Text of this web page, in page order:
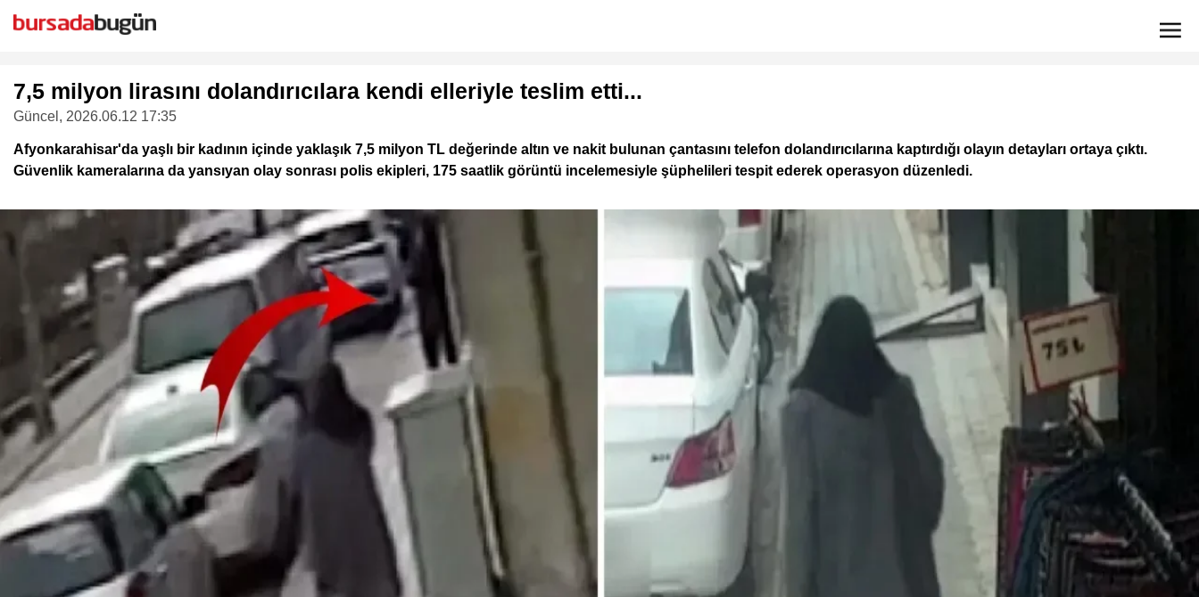
7,5 milyon lirasını dolandırıcılara kendi elleriyle teslim etti...
Güncel , 2026.06.12 17:35
Afyonkarahisar'da yaşlı bir kadının içinde yaklaşık 7,5 milyon TL değerinde altın ve nakit bulunan çantasını telefon dolandırıcılarına kaptırdığı olayın detayları ortaya çıktı.
Güvenlik kameralarına da yansıyan olay sonrası polis ekipleri, 175 saatlik görüntü incelemesiyle şüphelileri tespit ederek operasyon düzenledi.